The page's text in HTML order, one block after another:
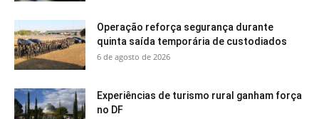
Operação reforça segurança durante
quinta saída temporária de custodiados
6 de agosto de 2026
Experiências de turismo rural ganham força
no DF